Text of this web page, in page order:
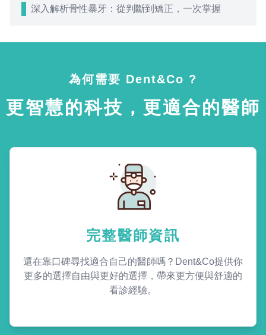
深入解析骨性暴牙：從判斷到矯正，一次掌握
為何需要 Dent&Co ?
更智慧的科技，更適合的醫師
完整醫師資訊
還在靠口碑尋找適合自己的醫師嗎？Dent&Co提供你
更多的選擇自由與更好的選擇，帶來更方便與舒適的
看診經驗。